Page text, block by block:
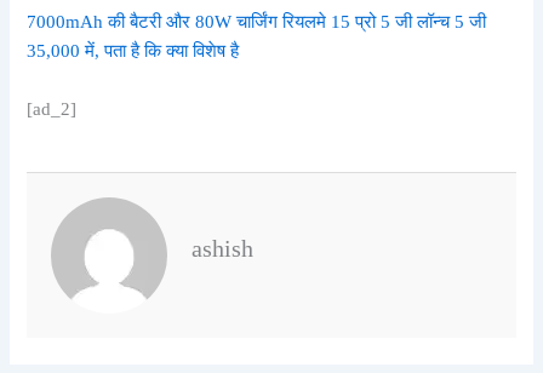
7000mAh की बैटरी और 80W चार्जिंग रियलमे 15 प्रो 5 जी लॉन्च 5 जी
35,000 में, पता है कि क्या विशेष है
[ad_2]
ashish